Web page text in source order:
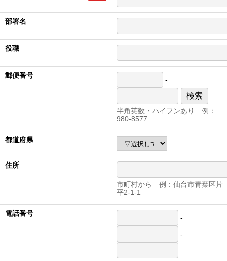
部署名
役職
郵便番号
-
検索
半角英数・ハイフンあり 例：
980-8577
都道府県
住所
市町村から 例：仙台市青葉区片
平2-1-1
電話番号
-
-